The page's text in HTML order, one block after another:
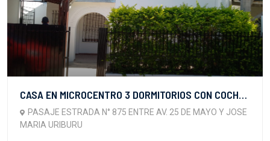
CASA EN MICROCENTRO 3 DORMITORIOS CON COCHERA
PASAJE ESTRADA N° 875 ENTRE AV. 25 DE MAYO Y JOSE
MARIA URIBURU